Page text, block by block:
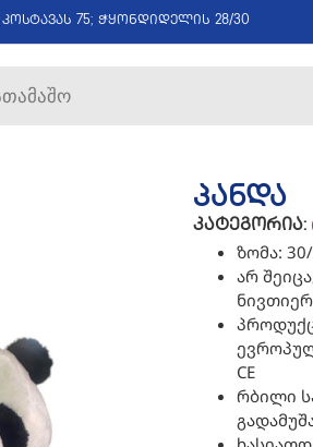
75; ჭყონდიდელის 28/30
პანდა
კატეგორია:
ზომა:
არ
CE
რბილი